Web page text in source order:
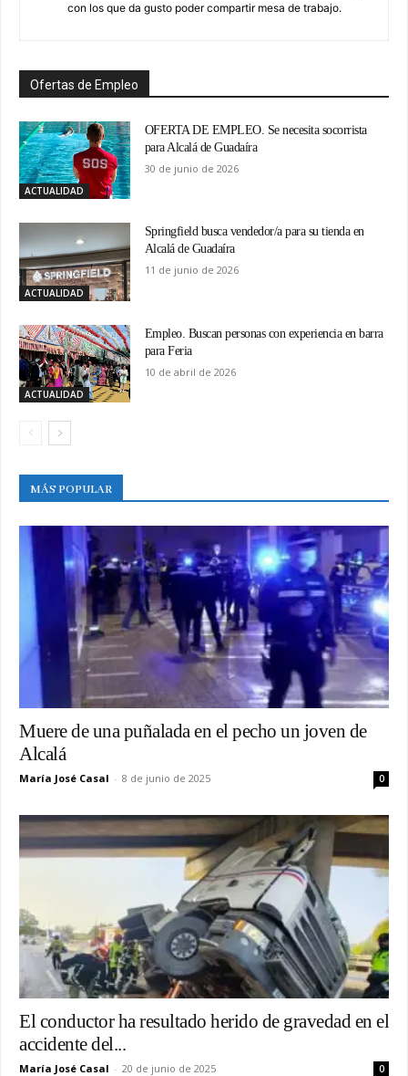
con los que da gusto poder compartir mesa de trabajo.
Ofertas de Empleo
ACTUALIDAD
OFERTA DE EMPLEO. Se necesita socorrista
para Alcalá de Guadaíra
30 de junio de 2026
ACTUALIDAD
Springfield busca vendedor/a para su tienda en
Alcalá de Guadaíra
11 de junio de 2026
ACTUALIDAD
Empleo. Buscan personas con experiencia en barra
para Feria
10 de abril de 2026
MÁS POPULAR
Muere de una puñalada en el pecho un joven de
Alcalá
María José Casal - 8 de junio de 2025 0
El conductor ha resultado herido de gravedad en el
accidente del...
María José Casal - 20 de junio de 2025 0